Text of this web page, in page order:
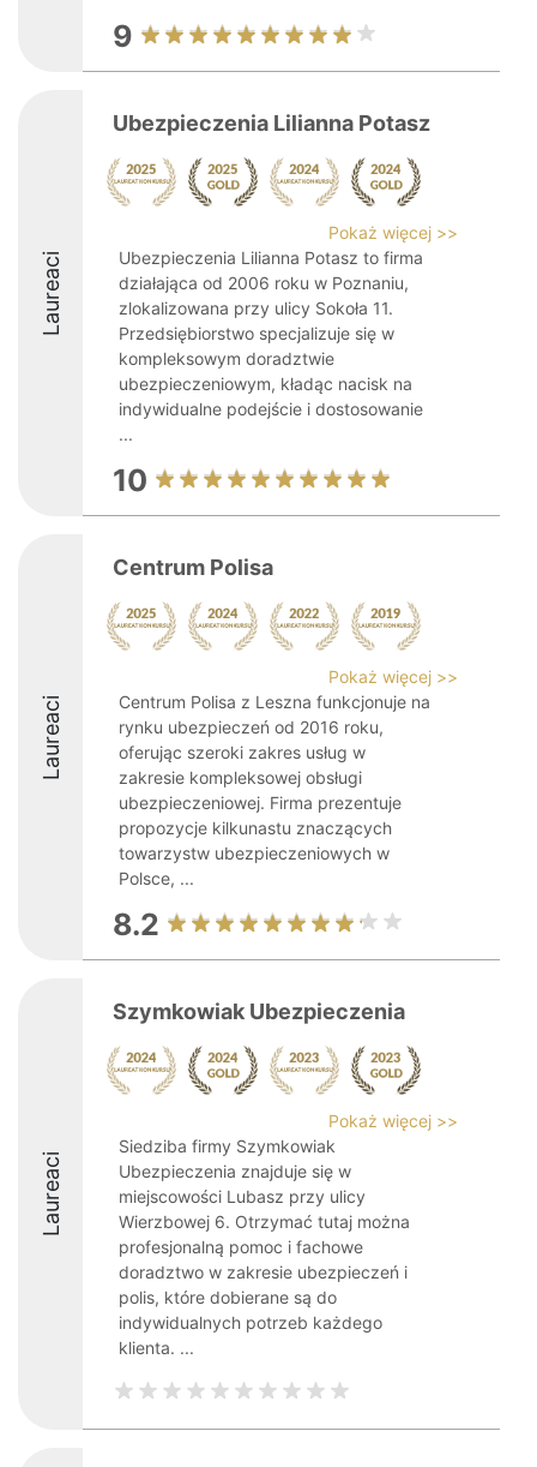
9
Laureaci
Ubezpieczenia Lilianna Potasz
Pokaż więcej >>
Ubezpieczenia Lilianna Potasz to firma
działająca od 2006 roku w Poznaniu,
zlokalizowana przy ulicy Sokoła 11.
Przedsiębiorstwo specjalizuje się w
kompleksowym doradztwie
ubezpieczeniowym, kładąc nacisk na
indywidualne podejście i dostosowanie
...
10
Laureaci
Centrum Polisa
Pokaż więcej >>
Centrum Polisa z Leszna funkcjonuje na
rynku ubezpieczeń od 2016 roku,
oferując szeroki zakres usług w
zakresie kompleksowej obsługi
ubezpieczeniowej. Firma prezentuje
propozycje kilkunastu znaczących
towarzystw ubezpieczeniowych w
Polsce, ...
8.2
Laureaci
Szymkowiak Ubezpieczenia
Pokaż więcej >>
Siedziba firmy Szymkowiak
Ubezpieczenia znajduje się w
miejscowości Lubasz przy ulicy
Wierzbowej 6. Otrzymać tutaj można
profesjonalną pomoc i fachowe
doradztwo w zakresie ubezpieczeń i
polis, które dobierane są do
indywidualnych potrzeb każdego
klienta. ...